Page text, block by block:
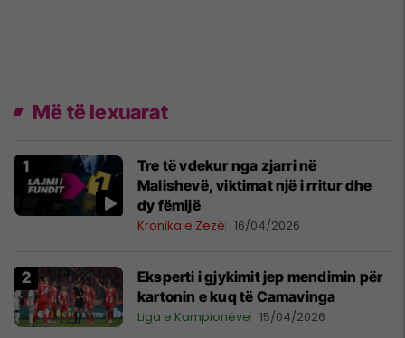
Më të lexuarat
Tre të vdekur nga zjarri në
Malishevë, viktimat një i rritur dhe
dy fëmijë
Kronika e Zezë 16/04/2026
Eksperti i gjykimit jep mendimin për
kartonin e kuq të Camavinga
Liga e Kampionëve 15/04/2026